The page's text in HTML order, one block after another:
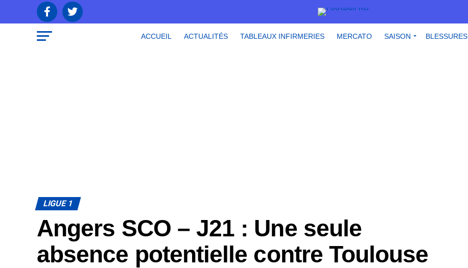
ACCUEIL ACTUALITÉS TABLEAUX INFIRMERIES MERCATO SAISON BLESSURES
LIGUE 1
Angers SCO – J21 : Une seule
absence potentielle contre Toulouse